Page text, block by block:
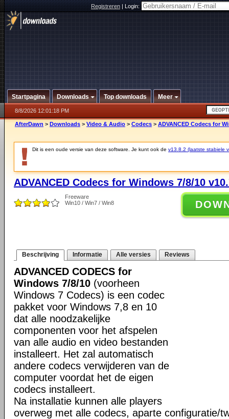
Registreren|Login:
Startpagina Downloads Top downloads Meer
8/8/2026 12:01:18 PM
AfterDawn > Downloads > Video & Audio > Codecs > ADVANCED Codecs for
Dit is een oude versie van deze software. Je kunt ook de v13.8.2 (laatste stabiele
ADVANCED Codecs for Windows 7/8/10
Freeware
Win10 / Win7 / Win8
Beschrijving Informatie Alle versies Reviews
ADVANCED CODECS for
Windows 7/8/10 (voorheen
Windows 7 Codecs) is een codec
pakket voor Windows 7,8 en 10
dat alle noodzakelijke
componenten voor het afspelen
van alle audio en video bestanden
installeert. Het zal automatisch
andere codecs verwijderen van de
computer voordat het de eigen
codecs installeert.
Na installatie kunnen alle players
overweg met alle codecs, aparte configuratie/